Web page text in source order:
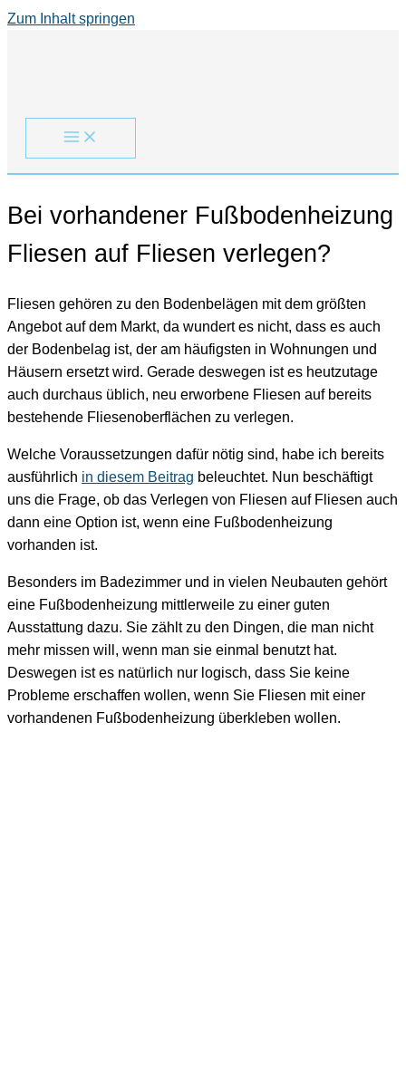
Zum Inhalt springen
Bei vorhandener Fußbodenheizung
Fliesen auf Fliesen verlegen?
Fliesen gehören zu den Bodenbelägen mit dem größten
Angebot auf dem Markt, da wundert es nicht, dass es auch
der Bodenbelag ist, der am häufigsten in Wohnungen und
Häusern ersetzt wird. Gerade deswegen ist es heutzutage
auch durchaus üblich, neu erworbene Fliesen auf bereits
bestehende Fliesenoberflächen zu verlegen.
Welche Voraussetzungen dafür nötig sind, habe ich bereits
ausführlich in diesem Beitrag beleuchtet. Nun beschäftigt
uns die Frage, ob das Verlegen von Fliesen auf Fliesen auch
dann eine Option ist, wenn eine Fußbodenheizung
vorhanden ist.
Besonders im Badezimmer und in vielen Neubauten gehört
eine Fußbodenheizung mittlerweile zu einer guten
Ausstattung dazu. Sie zählt zu den Dingen, die man nicht
mehr missen will, wenn man sie einmal benutzt hat.
Deswegen ist es natürlich nur logisch, dass Sie keine
Probleme erschaffen wollen, wenn Sie Fliesen mit einer
vorhandenen Fußbodenheizung überkleben wollen.